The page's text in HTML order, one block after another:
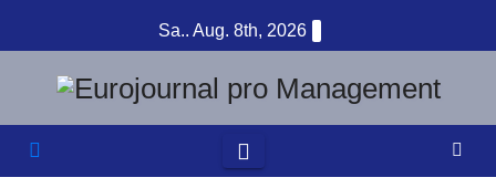
Inhalt
springen
Sa.. Aug. 8th, 2026